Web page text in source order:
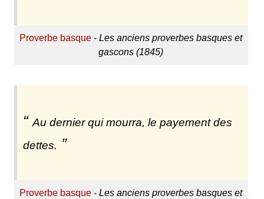
Proverbe basque -Les anciens proverbes basques et
gascons (1845)
Au dernier qui mourra, le payement des
dettes.
Proverbe basque -Les anciens proverbes basques et